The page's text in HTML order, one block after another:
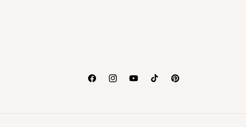
FacebookInstagramYouTubeTikTokPinterest